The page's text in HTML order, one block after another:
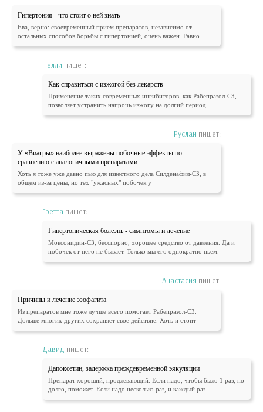
Гипертония - что стоит о ней знать
Ева, верно: своевременный прием препаратов, независимо от
остальных способов борьбы с гипертонией, очень важен. Равно
Нелли пишет:
Как справиться с изжогой без лекарств
Применение таких современных ингибиторов, как Рабепразол-СЗ,
позволяет устранить напрочь изжогу на долгий период
Руслан пишет:
У «Виагры» наиболее выражены побочные эффекты по
сравнению с аналогичными препаратами
Хоть я тоже уже давно пью для известного дела Силденафил-СЗ, в
общем из-за цены, но тех "ужасных" побочек у
Гретта пишет:
Гипертоническая болезнь - симптомы и лечение
Моксонидин-СЗ, бесспорно, хорошее средство от давления. Да и
побочек от него не бывает. Только мы его однократно пьем.
Анастасия пишет:
Причины и лечение эзофагита
Из препаратов мне тоже лучше всего помогает Рабепразол-СЗ.
Дольше многих других сохраняет свое действие. Хоть и стоит
Давид пишет:
Дапоксетин, задержка преждевременной эякуляции
Препарат хороший, продлевающий. Если надо, чтобы было 1 раз, но
долго, поможет. Если надо несколько раз, и каждый раз